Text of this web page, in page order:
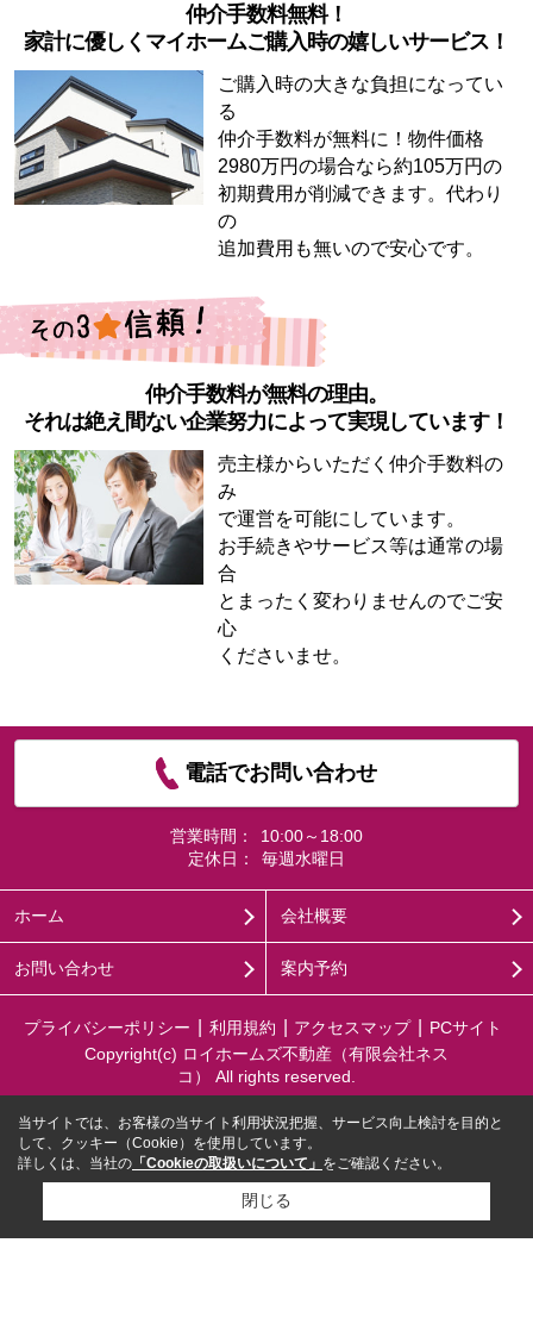
仲介手数料無料！
家計に優しくマイホームご購入時の嬉しいサービス！
ご購入時の大きな負担になってい
る
仲介手数料が無料に！物件価格
2980万円の場合なら約105万円の
初期費用が削減できます。代わり
の
追加費用も無いので安心です。
仲介手数料が無料の理由。
それは絶え間ない企業努力によって実現しています！
売主様からいただく仲介手数料の
み
で運営を可能にしています。
お手続きやサービス等は通常の場
合
とまったく変わりませんのでご安
心
くださいませ。
電話でお問い合わせ
営業時間：
10:00～18:00
定休日：
毎週水曜日
ホーム 会社概要
お問い合わせ 案内予約
プライバシーポリシー 利用規約 アクセスマップ
PCサイト
Copyright(c) ロイホームズ不動産（有限会社ネス
コ） All rights reserved.
当サイトでは、お客様の当サイト利用状況把握、サービス向上検討を目的と
して、クッキー（Cookie）を使用しています。
詳しくは、当社の 「Cookieの取扱いについて」 をご確認ください。
閉じる